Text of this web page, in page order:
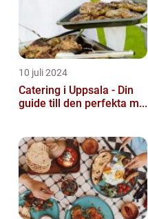
10 juli 2024
Catering i Uppsala - Din
guide till den perfekta m...